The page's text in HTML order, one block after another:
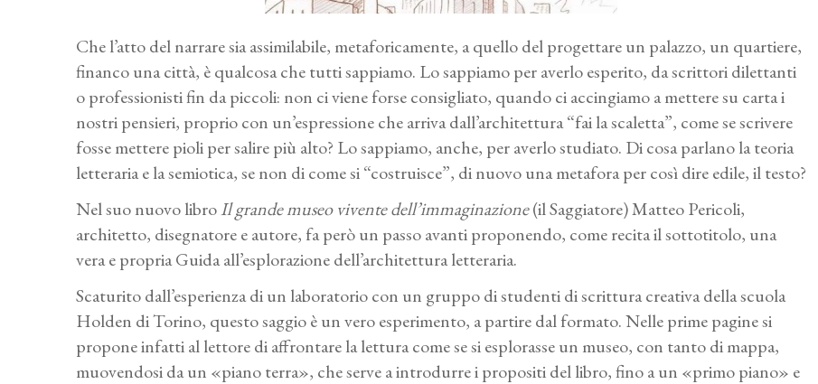
Che l’atto del narrare sia assimilabile, metaforicamente, a quello del progettare un palazzo, un quartiere,
financo una città, è qualcosa che tutti sappiamo. Lo sappiamo per averlo esperito, da scrittori dilettanti
o professionisti fin da piccoli: non ci viene forse consigliato, quando ci accingiamo a mettere su carta i
nostri pensieri, proprio con un’espressione che arriva dall’architettura “fai la scaletta”, come se scrivere
fosse mettere pioli per salire più alto? Lo sappiamo, anche, per averlo studiato. Di cosa parlano la teoria
letteraria e la semiotica, se non di come si “costruisce”, di nuovo una metafora per così dire edile, il testo?
Nel suo nuovo libroIl grande museo vivente dell’immaginazione(il Saggiatore) Matteo Pericoli,
architetto, disegnatore e autore, fa però un passo avanti proponendo, come recita il sottotitolo, una
vera e propria Guida all’esplorazione dell’architettura letteraria.
Scaturito dall’esperienza di un laboratorio con un gruppo di studenti di scrittura creativa della scuola
Holden di Torino, questo saggio è un vero esperimento, a partire dal formato. Nelle prime pagine si
propone infatti al lettore di affrontare la lettura come se si esplorasse un museo, con tanto di mappa,
muovendosi da un «piano terra», che serve a introdurre i propositi del libro, fino a un «primo piano» e